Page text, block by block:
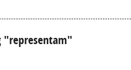
"representam"